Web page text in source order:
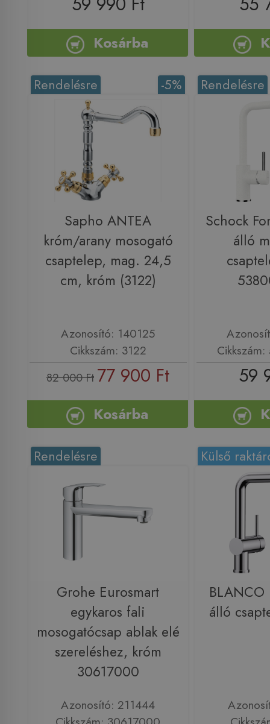
Kosárba
-5%
Rendelésre
Sapho ANTEA
króm/arany mosogató
csaptelep, mag. 24,5
cm, króm (3122)
Azonosító: 140125
Cikkszám: 3122
82 000 Ft 77 900 Ft
Kosárba
Rendelésre
Schock
álló
59
Rendelésre
Grohe Eurosmart
egykaros fali
mosogatócsap ablak elé
szereléshez, króm
30617000
Azonosító: 211444
Külső
BLANCO
álló